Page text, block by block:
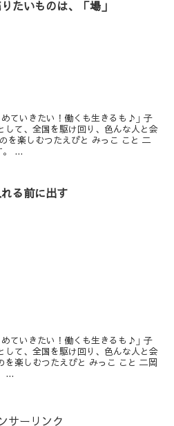
たいものは、「場」
ていきたい！働くも生きるも♪｣ 子
して、全国を駆け回り、色んな人と会
を楽しむつたえびと みっこ こと 二
。 ...
る前に出す
ていきたい！働くも生きるも♪｣ 子
して、全国を駆け回り、色んな人と会
を楽しむつたえびと みっこ こと 二岡
...
サーリンク